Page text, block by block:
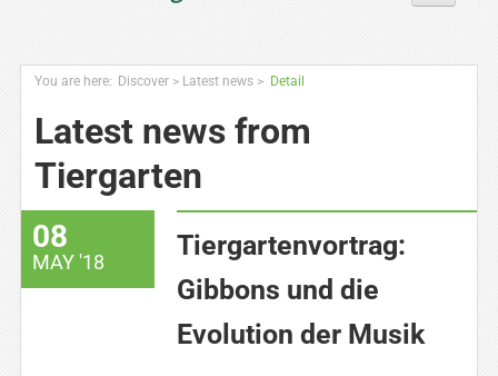
Zoo & more
Extras for you
You are here: Discover> Latest news> Detail
Latest news from
Tiergarten
08
MAY '18
Tiergartenvortrag:
Gibbons und die
Evolution der Musik